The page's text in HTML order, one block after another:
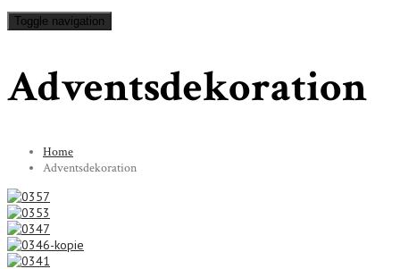
Toggle navigation
Adventsdekoration
Home
Adventsdekoration